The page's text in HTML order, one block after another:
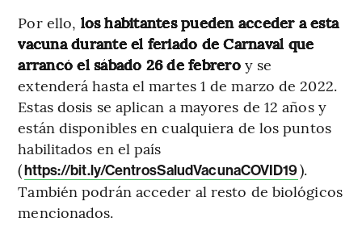
Por ello, los habitantes pueden acceder a esta
vacuna durante el feriado de Carnaval que
arrancó el sábado 26 de febreroy se
extenderá hasta el martes 1 de marzo de 2022.
Estas dosis se aplican a mayores de 12 años y
están disponibles en cualquiera de los puntos
habilitados en el país
(https://bit.ly/CentrosSaludVacunaCOVID19).
También podrán acceder al resto de biológicos
mencionados.